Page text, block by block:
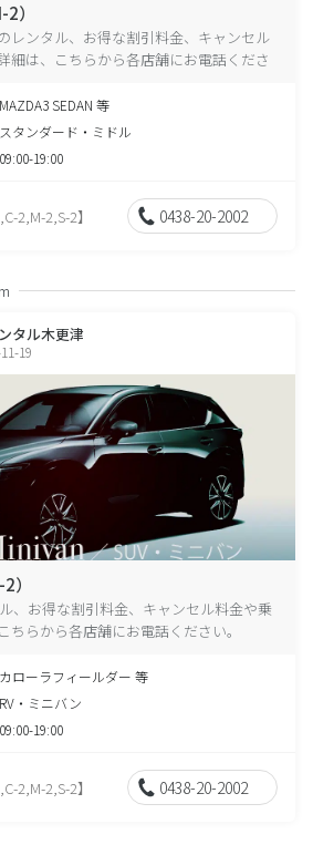
）
レンタル、お得な割引料金、キャンセル
細は、こちらから各店舗にお電話くださ
MAZDA3 SEDAN 等
スタンダード・ミドル
09:00-19:00
2,M-2,S-2】 0438-20-2002
タル木更津
19
）
、お得な割引料金、キャンセル料金や乗
ちらから各店舗にお電話ください。
カローラフィールダー 等
RV・ミニバン
09:00-19:00
2,M-2,S-2】 0438-20-2002